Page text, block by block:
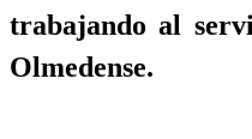
trabajando al
Olmedense.